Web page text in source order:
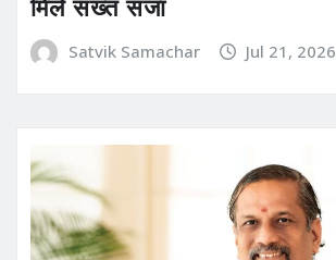
मिले सख्त सजा
Satvik Samachar Jul 21, 2026